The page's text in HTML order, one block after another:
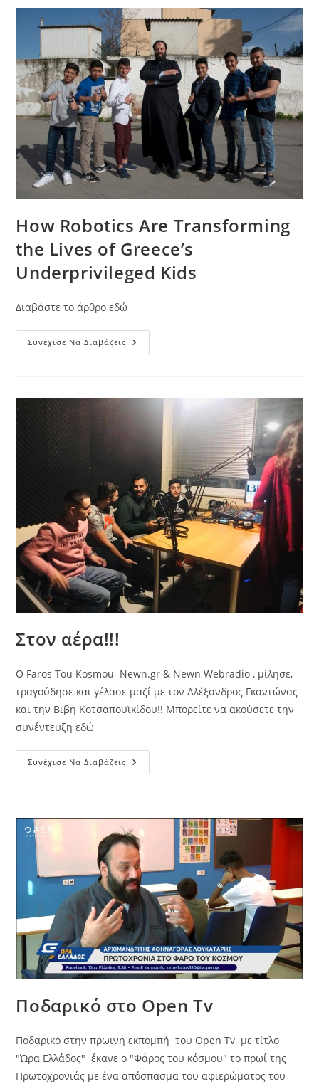
How Robotics Are Transforming
the Lives of Greece’s
Underprivileged Kids
Διαβάστε το άρθρο εδώ
Συνέχισε Να Διαβάζεις How
Robotics
Of
Underprivileged
Στον αέρα!!!
Ο Faros Tou Kosmou Newn.gr & Newn Webradio , μίλησε,
τραγούδησε και γέλασε μαζί με τον Αλέξανδρος Γκαντώνας
και την Βιβή Κοτσαπουϊκίδου!! Μπορείτε να ακούσετε την
συνέντευξη εδώ
Συνέχισε Να Διαβάζεις Στον
Αέρα!!!
Ποδαρικό στο Open Tv
Ποδαρικό στην πρωινή εκπομπή του Open Tv με τίτλο
"Ώρα Ελλάδος" έκανε ο "Φάρος του κόσμου" το πρωί της
Πρωτοχρονιάς με ένα απόσπασμα του αφιερώματος του